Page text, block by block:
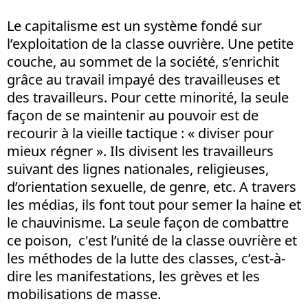
Le capitalisme est un système fondé sur
l’exploitation de la classe ouvrière. Une petite
couche, au sommet de la société, s’enrichit
grâce au travail impayé des travailleuses et
des travailleurs. Pour cette minorité, la seule
façon de se maintenir au pouvoir est de
recourir à la vieille tactique : « diviser pour
mieux régner ». Ils divisent les travailleurs
suivant des lignes nationales, religieuses,
d’orientation sexuelle, de genre, etc. A travers
les médias, ils font tout pour semer la haine et
le chauvinisme. La seule façon de combattre
ce poison, c'est l’unité de la classe ouvrière et
les méthodes de la lutte des classes, c’est-à-
dire les manifestations, les grèves et les
mobilisations de masse.